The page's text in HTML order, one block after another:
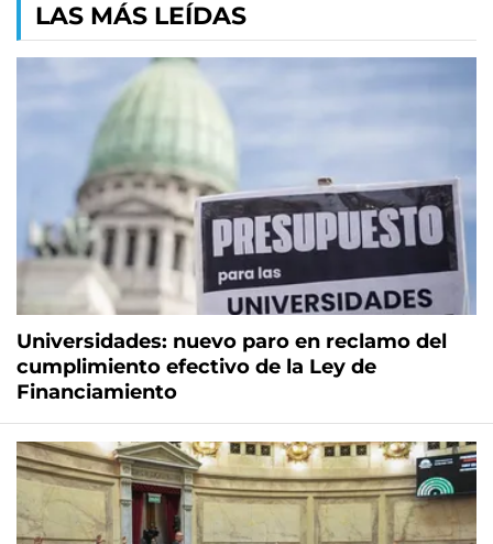
LAS MÁS LEÍDAS
Universidades: nuevo paro en reclamo del
cumplimiento efectivo de la Ley de
Financiamiento